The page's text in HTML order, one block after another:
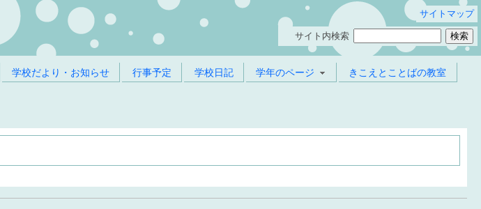
サイトマップ
サイト内検索
学校だより・お知らせ 行事予定 学校日記 学年のページ
きこえとことばの教室